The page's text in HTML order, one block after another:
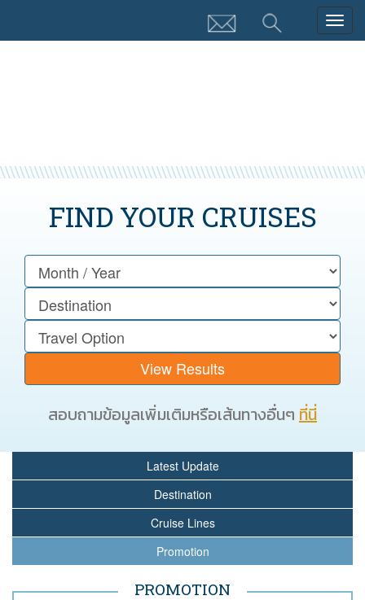
FIND YOUR CRUISES
สอบถามข้อมูลเพิ่มเติมหรือเส้นทางอื่นๆ ที่นี่
Latest Update
Destination
Cruise Lines
Promotion
PROMOTION